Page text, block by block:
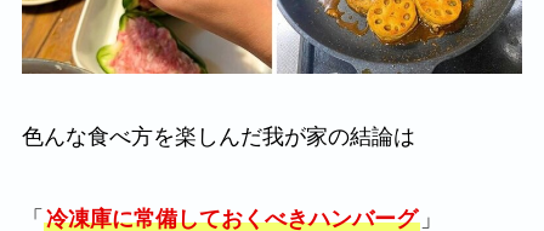
色んな食べ方を楽しんだ我が家の結論は
「 冷凍庫に常備しておくべきハンバーグ」